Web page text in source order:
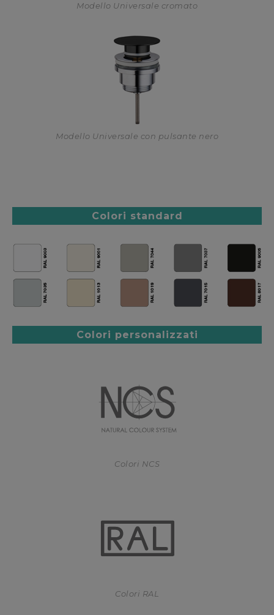
Modello Universale cromato
Modello Universale con pulsante nero
Colori standard
Colori personalizzati
Colori NCS
Colori RAL